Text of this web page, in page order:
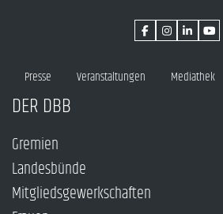
Presse Veranstaltungen Mediathek
DER DBB
Gremien
Landesbünde
Mitgliedsgewerkschaften